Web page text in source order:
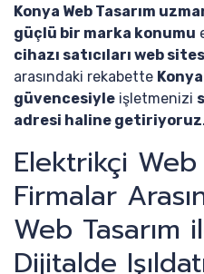
Konya Web Tasarım
güçlü bir marka konumu
cihazı satıcıları web
arasındaki rekabette Konya
güvencesiyle işletmenizi
adresi haline getiriyoruz.
Elektrikçi
Firmalar
Web Tasarım
Dijitalde